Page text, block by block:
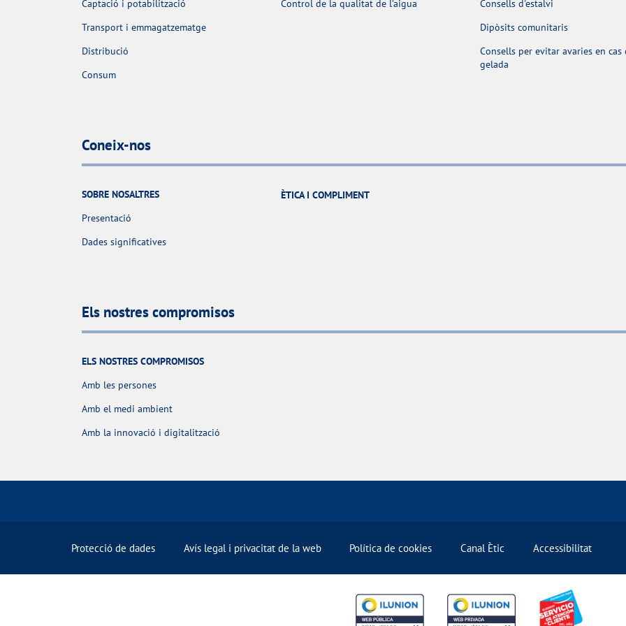
Captació i potabilització
Transport i emmagatzematge
Distribució
Consum
Control de la qualitat de l’aigua
Consells d'estalvi
Dipòsits comunitaris
Consells per evitar avaries en cas
gelada
Coneix-nos
SOBRE NOSALTRES
Presentació
Dades significatives
ÈTICA I COMPLIMENT
Els nostres compromisos
ELS NOSTRES COMPROMISOS
Amb les persones
Amb el medi ambient
Amb la innovació i digitalització
Protecció de dades Avís legal i privacitat de la web Política de cookies Canal Ètic Accessibilitat